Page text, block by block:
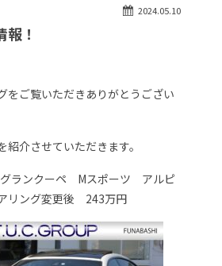
自動車保険2024.05.10
！
をご覧いただきありがとうござい
紹介させていただきます。
ンクーペ Mスポーツ アルピ
リング変更後 243万円